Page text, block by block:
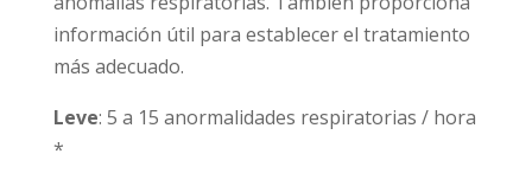
información útil para establecer el tratamiento
más adecuado.
Leve: 5 a 15 anormalidades respiratorias / hora
*